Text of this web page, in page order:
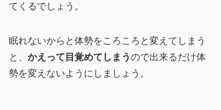
てくるでしょう。
眠れないからと体勢をころころと変えてしまう
と、 かえって目覚めてしまうので出来るだけ体
勢を変えないようにしましょう。